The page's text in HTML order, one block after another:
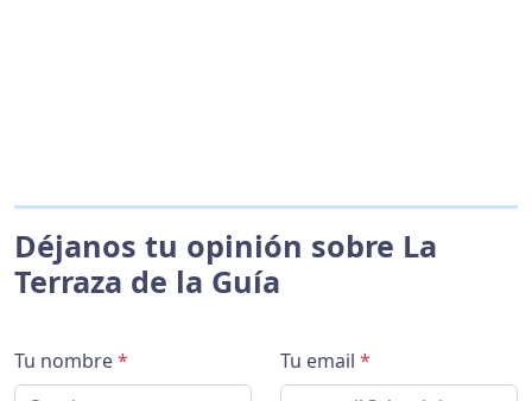
Déjanos tu opinión sobre La
Terraza de la Guía
Tu nombre* Tu email *